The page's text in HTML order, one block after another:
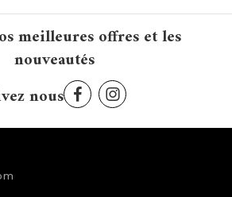
meilleures offres et les
nouveautés
nous